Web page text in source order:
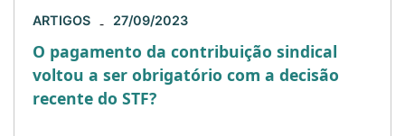
ARTIGOS - 27/09/2023
O pagamento da contribuição sindical
voltou a ser obrigatório com a decisão
recente do STF?